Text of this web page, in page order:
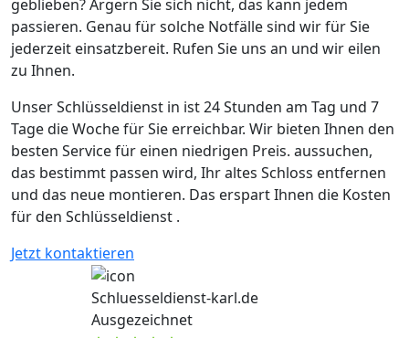
geblieben? Ärgern Sie sich nicht, das kann jedem
passieren. Genau für solche Notfälle sind wir für Sie
jederzeit einsatzbereit. Rufen Sie uns an und wir eilen
zu Ihnen.
Unser Schlüsseldienst in ist 24 Stunden am Tag und 7
Tage die Woche für Sie erreichbar. Wir bieten Ihnen den
besten Service für einen niedrigen Preis. aussuchen,
das bestimmt passen wird, Ihr altes Schloss entfernen
und das neue montieren. Das erspart Ihnen die Kosten
für den Schlüsseldienst .
Jetzt kontaktieren
Schluesseldienst-karl.de
Ausgezeichnet